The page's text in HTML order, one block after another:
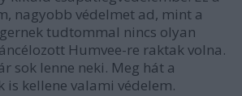
nagyobb védelmet ad, mint a
tudtommal nincs olyan
Humvee-re raktak volna.
sok lenne neki. Meg hát a
is kellene valami védelem.